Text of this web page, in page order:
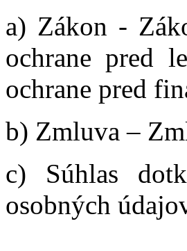
a) Zákon -
ochrane pred
ochrane pred
b) Zmluva –
c) Súhlas
osobných